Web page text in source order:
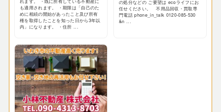
も適用されます。 ・期限は「自己のた
めに相続の開始があったこと及び所有
権を取得したことを知った日から3年以
内」になります。 ・住所 ...
の処分などの ご要望は ecoライフにお
任せください。 不用品回収・買取専
門電話 phone_in_talk 0120-085-530
&n ...